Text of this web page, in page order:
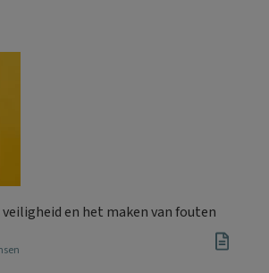
en het maken van fouten